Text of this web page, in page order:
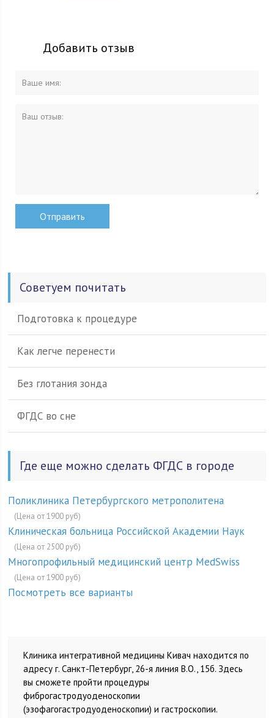
Добавить отзыв
Советуем почитать
Подготовка к процедуре
Как легче перенести
Без глотания зонда
ФГДС во сне
Где еще можно сделать ФГДС в городе
Поликлиника Петербургского метрополитена
(Цена от 1900 руб)
Клиническая больница Российской Академии Наук
(Цена от 2500 руб)
Многопрофильный медицинский центр MedSwiss
(Цена от 1900 руб)
Посмотреть все варианты
Клиника интегративной медицины Кивач находится по
адресу г. Санкт-Петербург, 26-я линия В.О., 15б. Здесь
вы сможете пройти процедуры
фиброгастродуоденоскопии
(эзофагогастродуоденоскопии) и гастроскопии.